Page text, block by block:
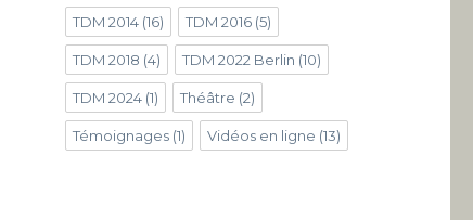
TDM 2014(16) TDM 2016(5)
TDM 2018 (4) TDM 2022 Berlin (10)
TDM 2024(1) Théâtre (2)
Témoignages(1) Vidéos en ligne (13)